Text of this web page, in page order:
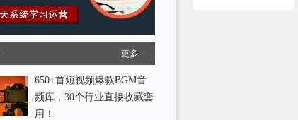
更多…
650+首短视频爆款BGM音
频库，30个行业直接收藏套
用！